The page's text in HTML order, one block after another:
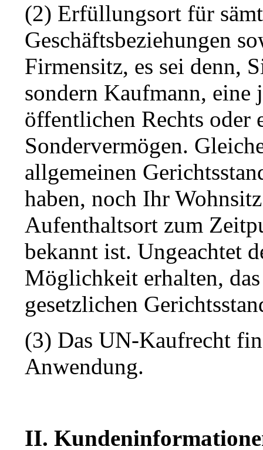
(2) Erfüllungsort für
Geschäftsbeziehungen
Firmensitz, es sei denn,
sondern Kaufmann, eine
öffentlichen Rechts
Sondervermögen.
allgemeinen
haben, noch Ihr
Aufenthaltsort zum
bekannt ist. Ungeachtet
Möglichkeit erhalten,
gesetzlichen
(3) Das UN-Kaufrecht
Anwendung.
II.